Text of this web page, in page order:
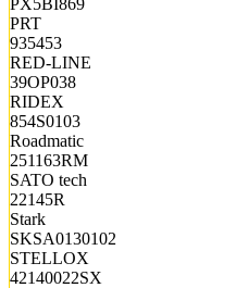
PRT
935453
RED-LINE
39OP038
RIDEX
854S0103
Roadmatic
251163RM
SATO tech
22145R
Stark
SKSA0130102
STELLOX
42140022SX